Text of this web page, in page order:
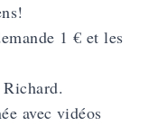
1 € et les
avec vidéos